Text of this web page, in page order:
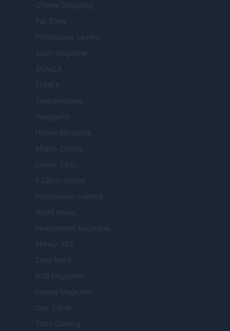
Offerte Shopping
Pet Story
Professione Lavoro
Sport Magazine
Style24
Think.it
Tuobenessere
Viaggiamo
Nonne Magazine
Milano Cortina
Luxury Club
Il Calcio Online
Professione mamma
World Music
Investimenti Magazine
Money 365
Zona Nerd
B2B Magazine
People Magazine
Day Travel
Tutto Gaming